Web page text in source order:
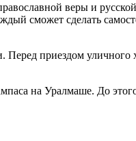
веры и
сможет сделать
Перед приездом
на Уралмаше. До